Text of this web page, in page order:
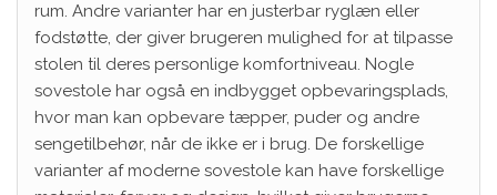
rum. Andre varianter har en justerbar ryglæn eller
fodstøtte, der giver brugeren mulighed for at tilpasse
stolen til deres personlige komfortniveau. Nogle
sovestole har også en indbygget opbevaringsplads,
hvor man kan opbevare tæpper, puder og andre
sengetilbehør, når de ikke er i brug. De forskellige
varianter af moderne sovestole kan have forskellige